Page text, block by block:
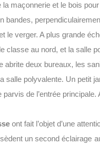
maçonnerie et le bois
bandes,
le verger. A plus grande
classe au nord, et la salle
abrite deux bureaux, les
salle polyvalente. Un petit
parvis de l’entrée
ont fait l’objet d’une
un second éclairage